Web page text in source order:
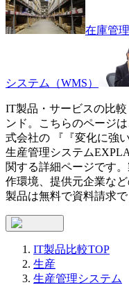
在庫管
システム（WMS）
IT製品・サービスの比
ンド。こちらのページは
式会社の 『 『変化に強
生産管理システム
関する詳細ページです
作環境、提供元企業な
製品は無料で資料請求で
IT製品比較TOP
生産
生産管理システム